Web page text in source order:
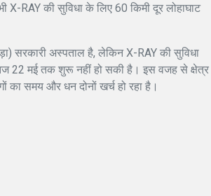
RAY की सुविधा के लिए 60 किमी दूर लोहाघाट
सरकारी अस्पताल है, लेकिन X-RAY की सुविधा
22 मई तक शुरू नहीं हो सकी है। इस वजह से क्षेत्र
का समय और धन दोनों खर्च हो रहा है।